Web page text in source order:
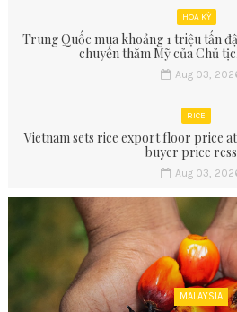
HOA KỲ
Trung Quốc mua khoảng 1 triệu tấn
chuyến thăm Mỹ của Chủ
Aug 03,
RICE
Vietnam sets rice export floor price
buyer price
Aug 03,
MALAYSIA